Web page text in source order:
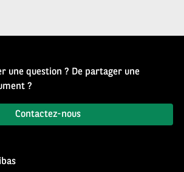
une question ? De partager une
?
Contactez-nous